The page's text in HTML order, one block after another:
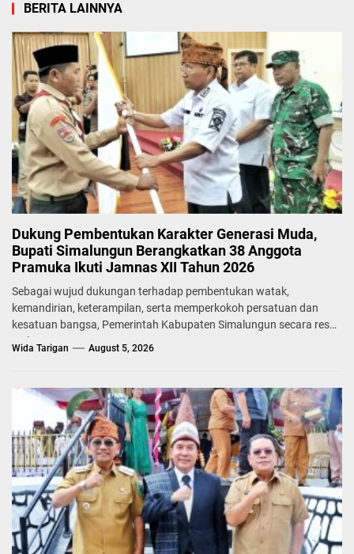
BERITA LAINNYA
Dukung Pembentukan Karakter Generasi Muda,
Bupati Simalungun Berangkatkan 38 Anggota
Pramuka Ikuti Jamnas XII Tahun 2026
Sebagai wujud dukungan terhadap pembentukan watak,
kemandirian, keterampilan, serta memperkokoh persatuan dan
kesatuan bangsa, Pemerintah Kabupaten Simalungun secara resmi
melepas...
Wida Tarigan August 5, 2026